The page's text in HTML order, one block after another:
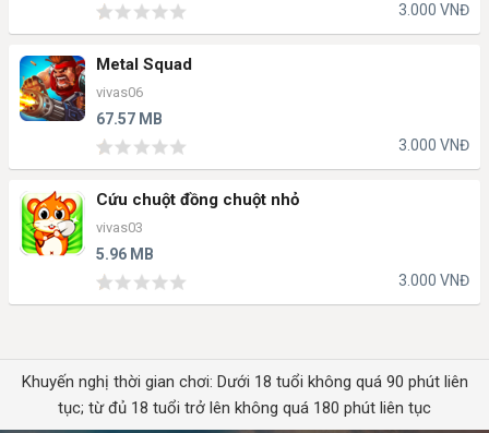
3.000 VNĐ
Metal Squad
vivas06
67.57 MB
3.000 VNĐ
Cứu chuột đồng chuột nhỏ
vivas03
5.96 MB
3.000 VNĐ
Khuyến nghị thời gian chơi: Dưới 18 tuổi không quá 90 phút liên
tục; từ đủ 18 tuổi trở lên không quá 180 phút liên tục